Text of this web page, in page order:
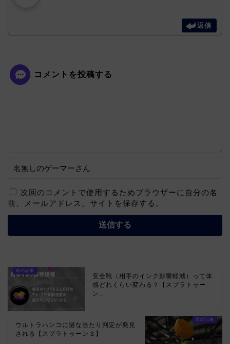
返信
コメントを投稿する
次回のコメントで使用するためブラウザーに自分の名
前、メールアドレス、サイトを保存する。
安全靴（相手のインク影響軽減）って体
感どれくらい変わる？【スプラトゥー
ン...
ウルトラハンコに謎な当たり判定が発見
される【スプラトゥーン３】